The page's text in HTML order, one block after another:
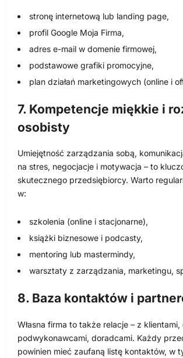
stronę internetową lub landing page,
profil Google Moja Firma,
adres e-mail w domenie firmowej,
podstawowe grafiki promocyjne,
plan działań marketingowych (online i
7. Kompetencje miękkie i
osobisty
Umiejętność zarządzania sobą,
na stres, negocjacje i motywacja – to
skutecznego przedsiębiorcy. Warto
w:
szkolenia (online i stacjonarne),
książki biznesowe i podcasty,
mentoring lub mastermindy,
warsztaty z zarządzania, marketingu,
8. Baza kontaktów i
Własna firma to także relacje – z
podwykonawcami, doradcami. Każdy
powinien mieć zaufaną listę kontaktów, w